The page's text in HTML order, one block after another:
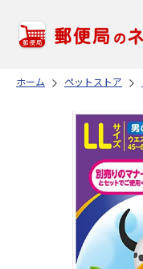
ホーム ペットストア